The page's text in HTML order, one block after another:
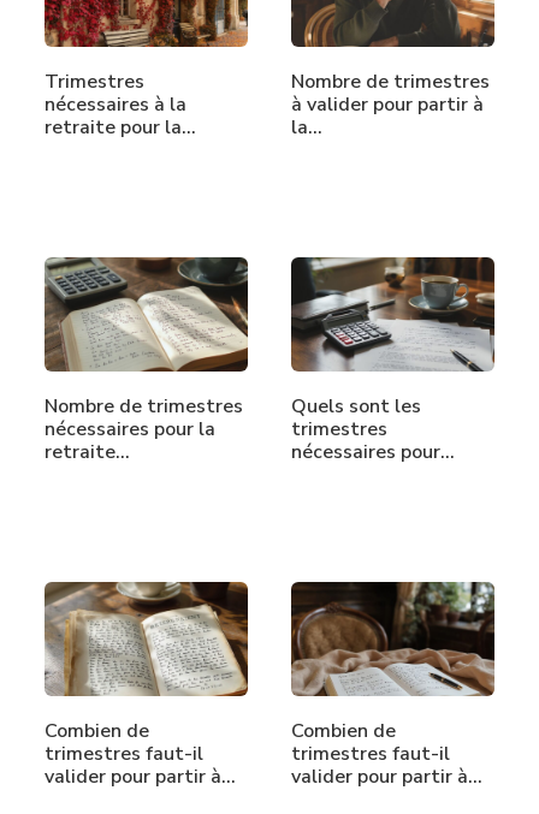
Trimestres
nécessaires à la
retraite pour la…
Nombre de trimestres
à valider pour partir à
la…
Nombre de trimestres
nécessaires pour la
retraite…
Quels sont les
trimestres
nécessaires pour
Combien de
trimestres faut-il
valider pour partir à…
Combien de
trimestres faut-il
valider pour partir à…